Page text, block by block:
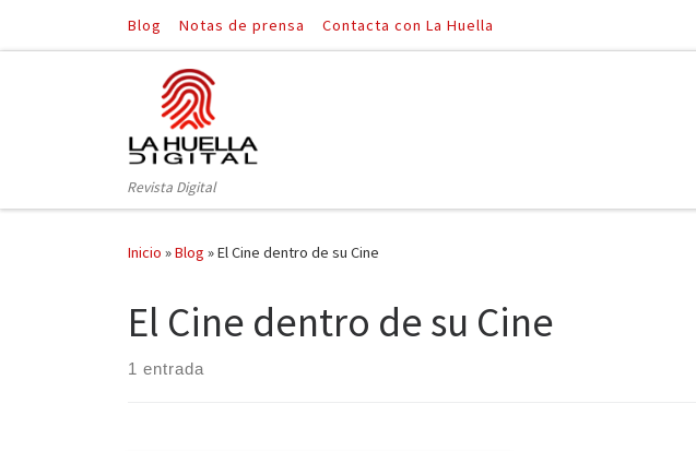
Saltar al contenido
Blog Notas de prensa Contacta con La Huella
Revista Digital
Inicio »Blog »El Cine dentro de su Cine
El Cine dentro de su Cine
1 entrada